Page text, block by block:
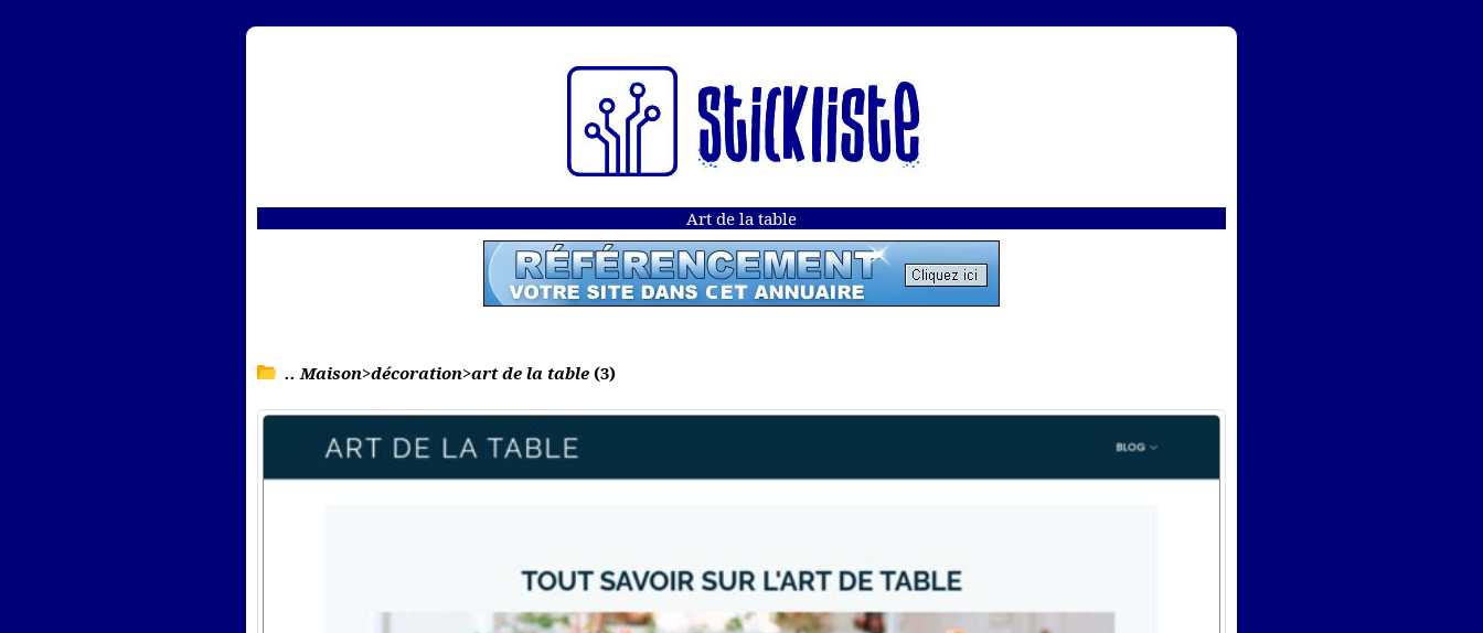
Art de la table
.. Maison>décoration>art de la table (3)